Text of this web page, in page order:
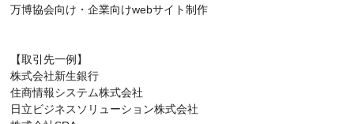
万博協会向け・企業向けwebサイト制作
【取引先一例】
株式会社新生銀行
住商情報システム株式会社
日立ビジネスソリューション株式会社